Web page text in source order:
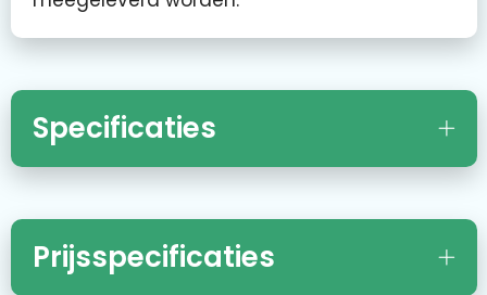
Specificaties
Prijsspecificaties